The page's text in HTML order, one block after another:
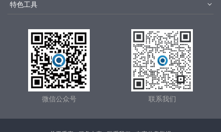
特色工具
方快3
集成商优选
微信公众号 联系我们